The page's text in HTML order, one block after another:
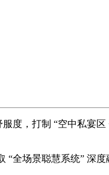
，打制 “空中私宴区
场景聪慧系统” 深度